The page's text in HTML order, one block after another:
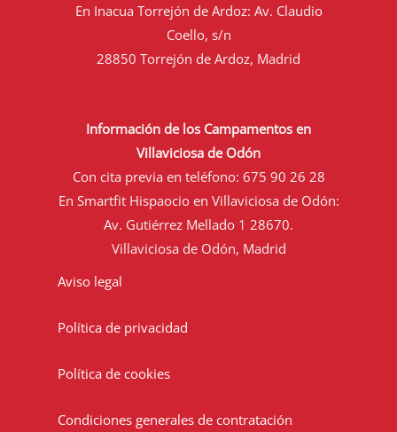
En Inacua Torrejón de Ardoz: Av. Claudio
Coello, s/n
28850 Torrejón de Ardoz, Madrid
Información de los Campamentos en
Villaviciosa de Odón
Con cita previa en teléfono: 675 90 26 28
En Smartfit Hispaocio en Villaviciosa de Odón:
Av. Gutiérrez Mellado 1 28670.
Villaviciosa de Odón, Madrid
Aviso legal
Política de privacidad
Política de cookies
Condiciones generales de contratación